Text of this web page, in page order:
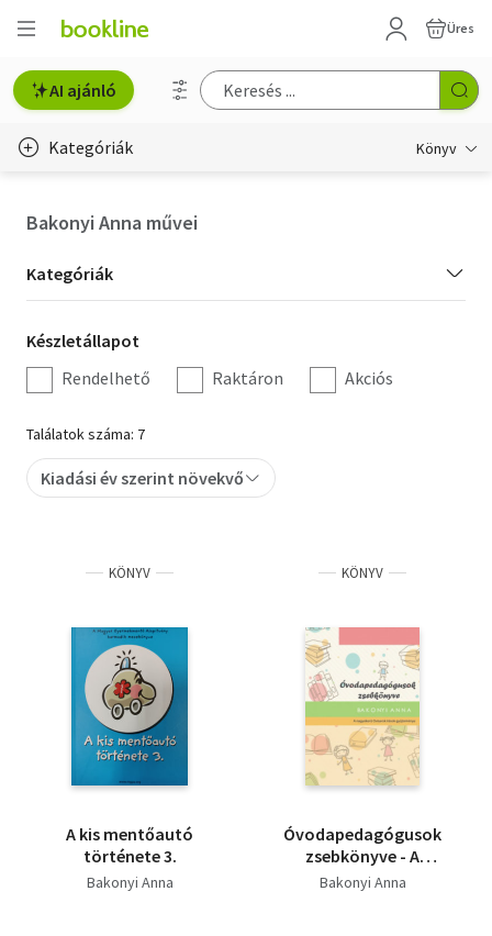
Üres
AI ajánló
Kategóriák Könyv
Hobbi, szabadidő
Irodalom
Művészet
Szakkönyv
Tankönyv, segédkönyv
Társadalomtudomány
Természettudomány
Történelem
Bakonyi Anna művei
Kategória
szűrés
Kategóriák
Készletállapot
szűrés
Készletállapot
Rendelhető
Raktáron Akciós
Találatok száma: 7
Kiadási év szerint növekvő
KÖNYV
A kis mentőautó
története 3.
Bakonyi Anna
KÖNYV
Óvodapedagógusok
zsebkönyve - A
nagysikerű Ovisarok
Bakonyi Anna